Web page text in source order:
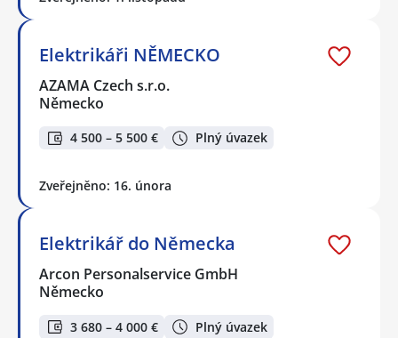
Elektrikáři NĚMECKO
AZAMA Czech s.r.o.
Německo
4 500 – 5 500 € Plný úvazek
Zveřejněno: 16. února
Elektrikář do Německa
Arcon Personalservice GmbH
Německo
3 680 – 4 000 €
Plný úvazek